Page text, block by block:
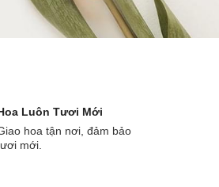
Luôn Tươi Mới
hoa tận nơi, đảm bảo
mới.